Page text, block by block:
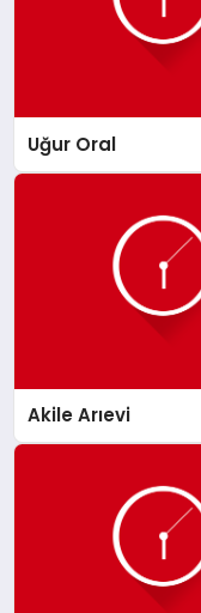
Uğur Oral
Akile Arıevi